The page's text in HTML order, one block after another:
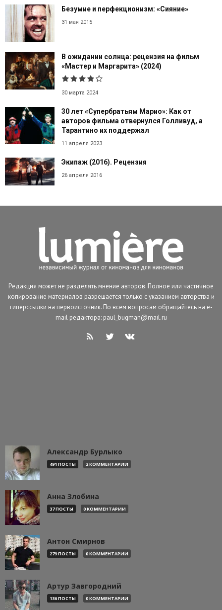
Безумие и перфекционизм: «Сияние»
31 мая 2015
В ожидании солнца: рецензия на фильм
«Мастер и Маргарита» (2024)
30 марта 2024
30 лет «Супербратьям Марио»: Как от
авторов фильма отвернулся Голливуд, а
Тарантино их поддержал
11 апреля 2023
Экипаж (2016). Рецензия
26 апреля 2016
Редакция может не разделять мнение авторов. Полное или частичное
копирование материалов разрешается только с указанием авторства и
гиперссылки на первоисточник. По всем вопросам обращайтесь на e-
mail редактора: paul_bugman@mail.ru
Александр Бурлыко
491 ПОСТЫ 2 КОММЕНТАРИИ
Анна Злобина
37 ПОСТЫ 0 КОММЕНТАРИИ
Антон Смирнов
279 ПОСТЫ 0 КОММЕНТАРИИ
Артур Завгородний
136 ПОСТЫ 0 КОММЕНТАРИИ